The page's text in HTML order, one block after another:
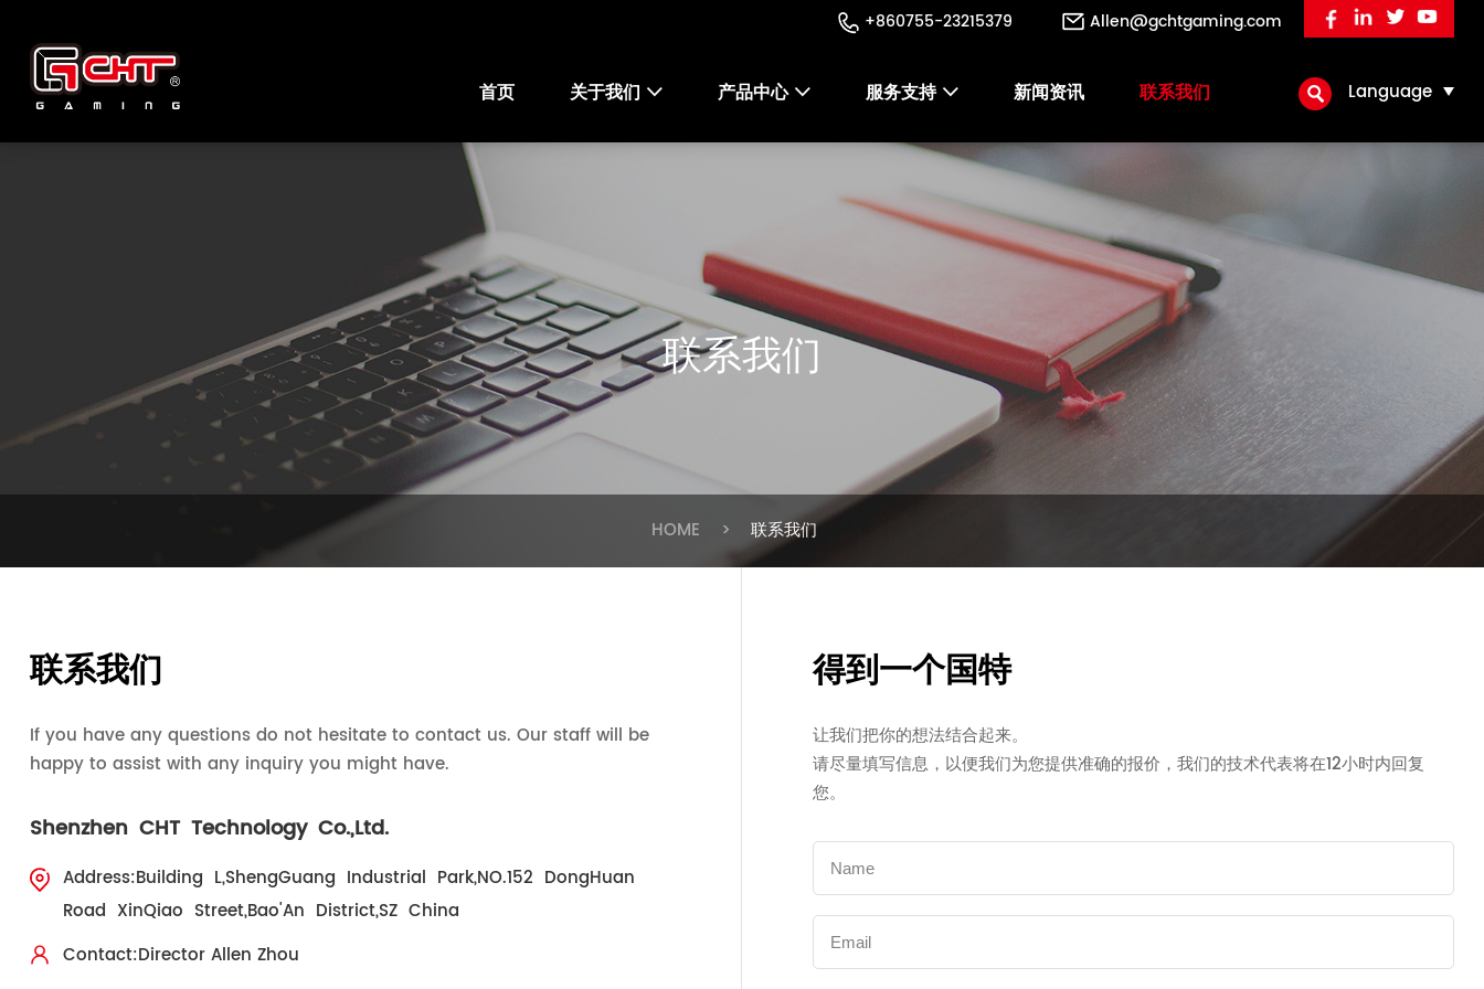
+860755-23215379 Allen@gchtgaming.com
首页 关于我们  产品中心  服务支持  新闻资讯 联系我们 Language
联系我们
HOME > 联系我们
联系我们
If you have any questions do not hesitate to contact us. Our staff will be
happy to assist with any inquiry you might have.
Shenzhen CHT Technology Co.,Ltd.
Address:Building L,ShengGuang Industrial Park,NO.152 DongHuan
Road XinQiao Street,Bao'An District,SZ China
Contact:Director Allen Zhou
得到一个国特
让我们把你的想法结合起来。
请尽量填写信息，以便我们为您提供准确的报价，我们的技术代表将在12小时内回复
您。